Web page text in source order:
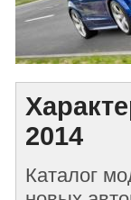
2014
Каталог